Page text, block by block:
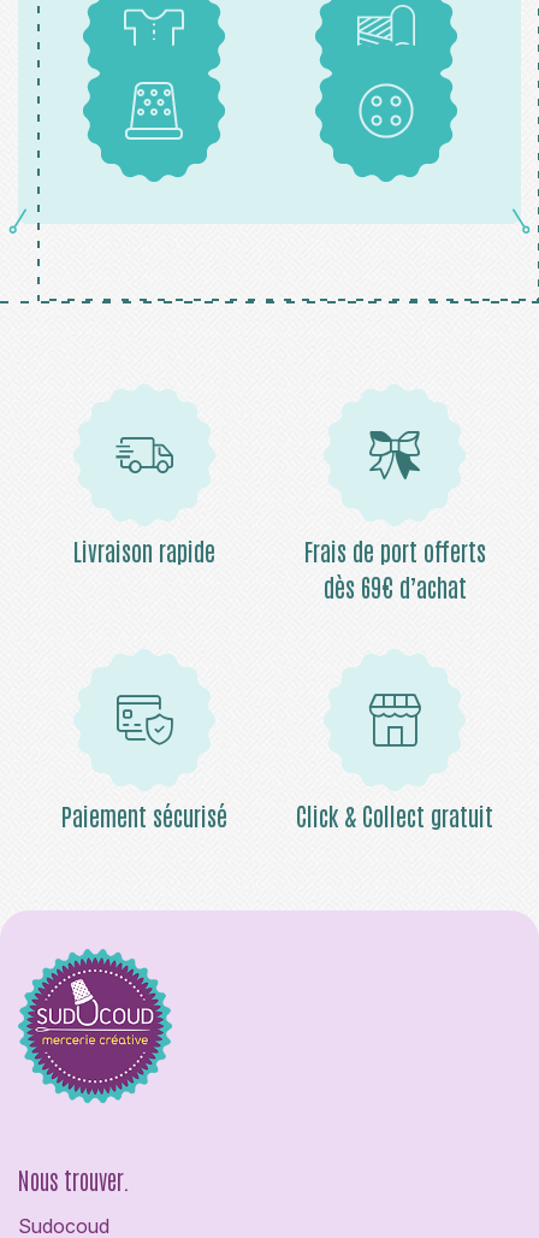
Patrons Tissus
Mercerie Boutons
Livraison rapide
Frais de port offerts
dès 69€ d’achat
Paiement sécurisé Click & Collect gratuit
Nous trouver.
Sudocoud